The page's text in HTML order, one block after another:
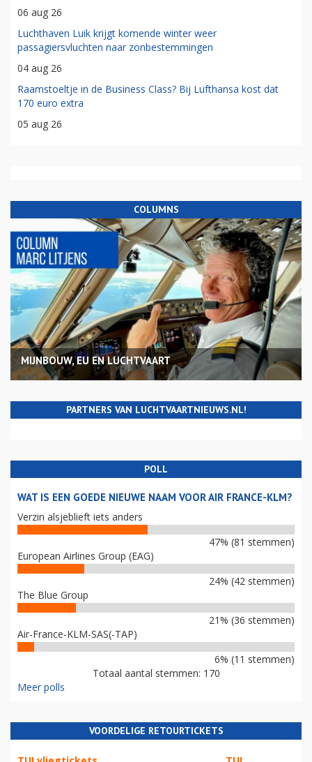
06 aug 26
Luchthaven Luik krijgt komende winter weer
passagiersvluchten naar zonbestemmingen
04 aug 26
Raamstoeltje in de Business Class? Bij Lufthansa kost dat
170 euro extra
05 aug 26
COLUMNS
MIJNBOUW, EU EN LUCHTVAART
PARTNERS VAN LUCHTVAARTNIEUWS.NL!
POLL
WAT IS EEN GOEDE NIEUWE NAAM VOOR AIR FRANCE-KLM?
Verzin alsjeblieft iets anders
47% (81 stemmen)
European Airlines Group (EAG)
24% (42 stemmen)
The Blue Group
21% (36 stemmen)
Air-France-KLM-SAS(-TAP)
6% (11 stemmen)
Totaal aantal stemmen: 170
Meer polls
VOORDELIGE RETOURTICKETS